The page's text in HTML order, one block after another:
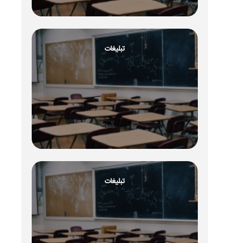
تبلیغات
تبلیغات